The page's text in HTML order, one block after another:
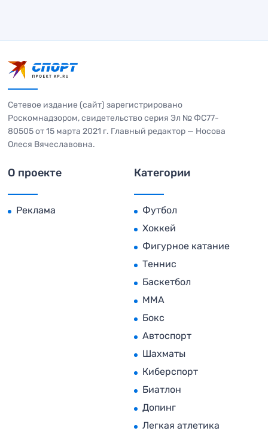
Сетевое издание (сайт) зарегистрировано
Роскомнадзором, свидетельство серия Эл № ФС77-
80505 от 15 марта 2021 г. Главный редактор — Носова
Олеся Вячеславовна.
О проекте
Реклама
Категории
Футбол
Хоккей
Фигурное катание
Теннис
Баскетбол
MMA
Бокс
Автоспорт
Шахматы
Киберспорт
Биатлон
Допинг
Легкая атлетика